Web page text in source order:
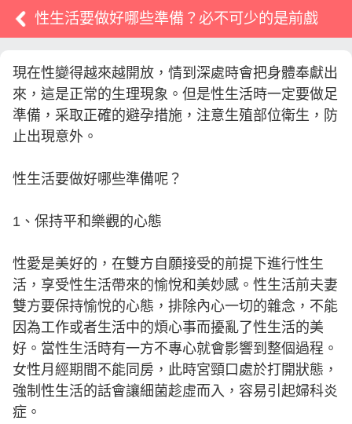
性生活要做好哪些準備？必不可少的是前戲
現在性變得越來越開放，情到深處時會把身體奉獻出
來，這是正常的生理現象。但是性生活時一定要做足
準備，采取正確的避孕措施，注意生殖部位衛生，防
止出現意外。
性生活要做好哪些準備呢？
1、保持平和樂觀的心態
性愛是美好的，在雙方自願接受的前提下進行性生
活，享受性生活帶來的愉悅和美妙感。性生活前夫妻
雙方要保持愉悅的心態，排除內心一切的雜念，不能
因為工作或者生活中的煩心事而擾亂了性生活的美
好。當性生活時有一方不專心就會影響到整個過程。
女性月經期間不能同房，此時宮頸口處於打開狀態，
強制性生活的話會讓細菌趁虛而入，容易引起婦科炎
症。